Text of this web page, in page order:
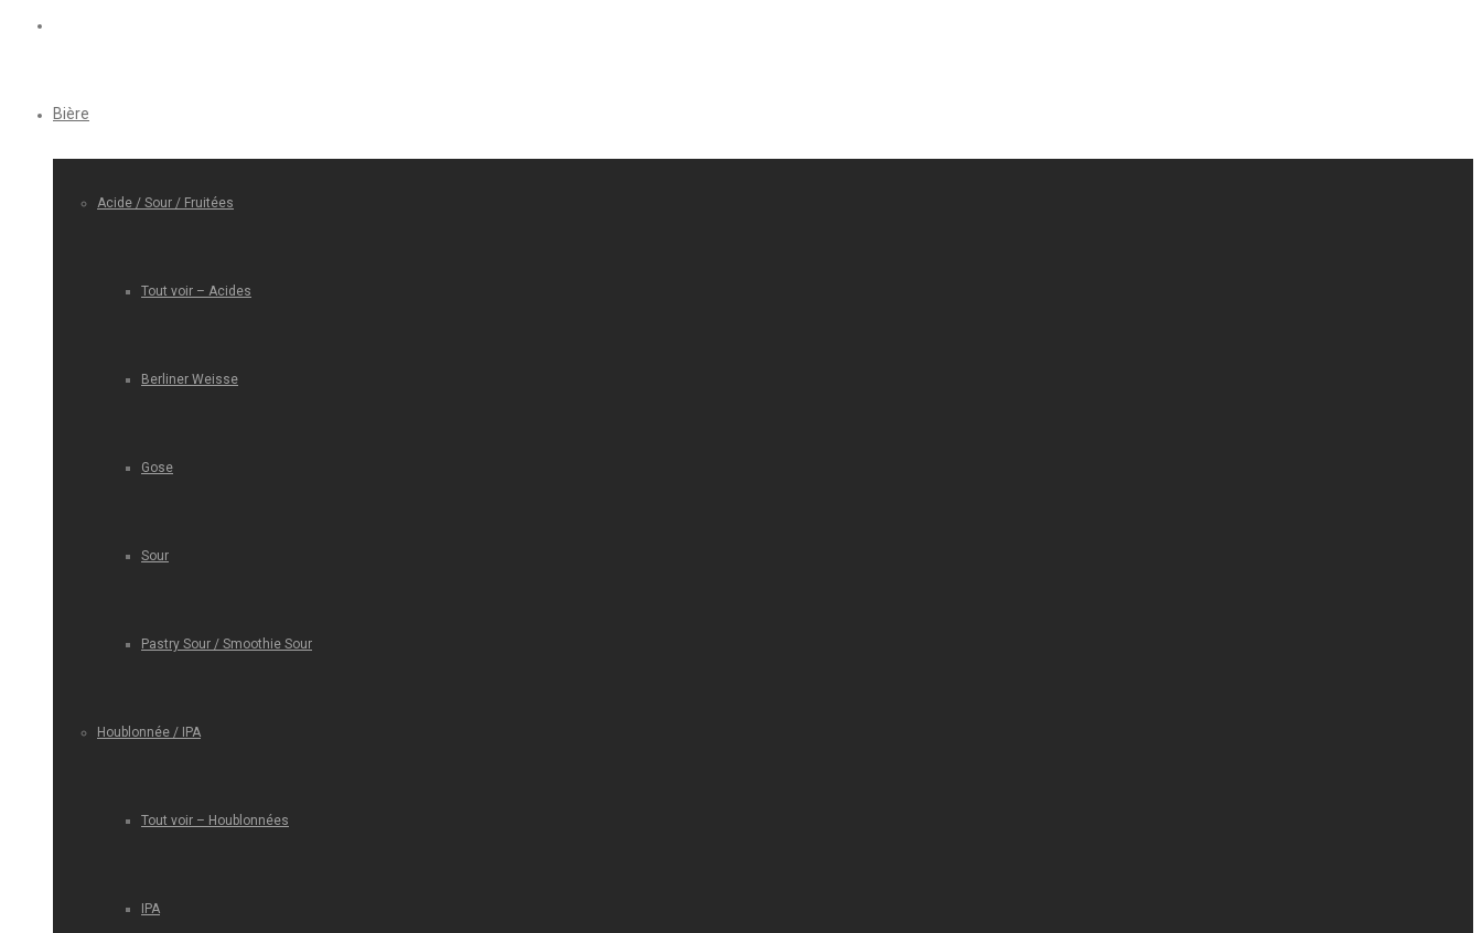
Bière
Acide / Sour / Fruitées
Tout voir – Acides
Berliner Weisse
Gose
Sour
Pastry Sour / Smoothie Sour
Houblonnée / IPA
Tout voir – Houblonnées
IPA